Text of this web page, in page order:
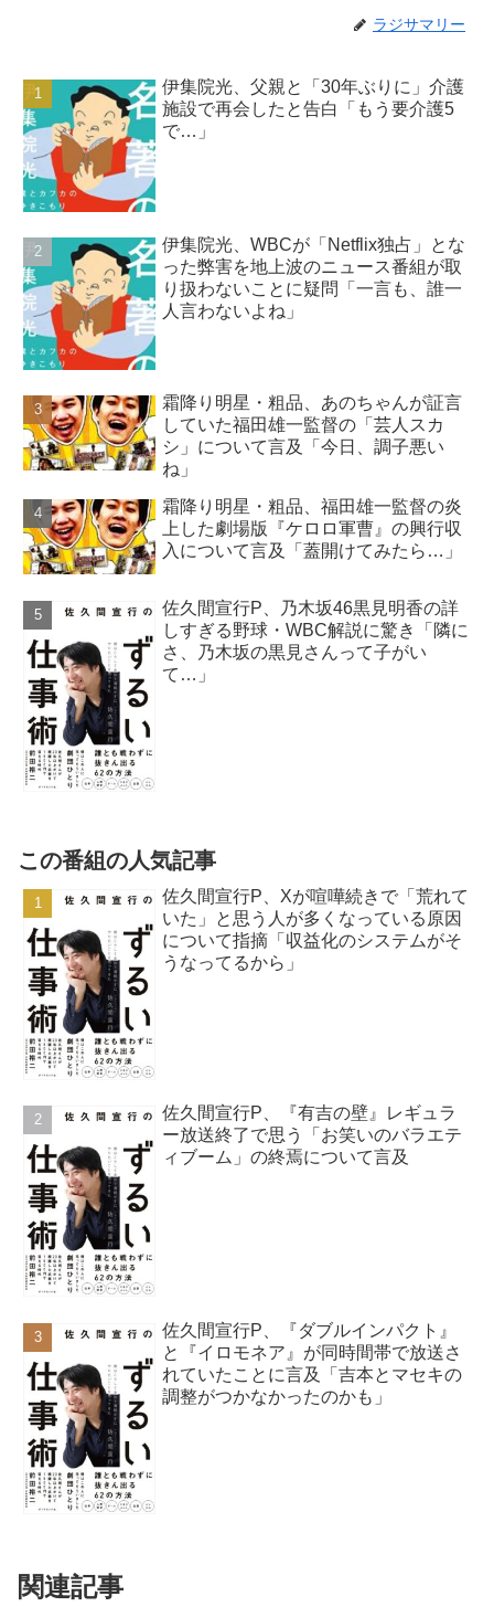
ラジサマリー
伊集院光、父親と「30年ぶりに」介護
施設で再会したと告白「もう要介護5
で…」
伊集院光、WBCが「Netflix独占」とな
った弊害を地上波のニュース番組が取
り扱わないことに疑問「一言も、誰一
人言わないよね」
霜降り明星・粗品、あのちゃんが証言
していた福田雄一監督の「芸人スカ
シ」について言及「今日、調子悪い
ね」
霜降り明星・粗品、福田雄一監督の炎
上した劇場版『ケロロ軍曹』の興行収
入について言及「蓋開けてみたら…」
佐久間宣行P、乃木坂46黒見明香の詳
しすぎる野球・WBC解説に驚き「隣に
さ、乃木坂の黒見さんって子がい
て…」
この番組の人気記事
佐久間宣行P、Xが喧嘩続きで「荒れて
いた」と思う人が多くなっている原因
について指摘「収益化のシステムがそ
うなってるから」
佐久間宣行P、『有吉の壁』レギュラ
ー放送終了で思う「お笑いのバラエテ
ィブーム」の終焉について言及
佐久間宣行P、『ダブルインパクト』
と『イロモネア』が同時間帯で放送さ
れていたことに言及「吉本とマセキの
調整がつかなかったのかも」
関連記事